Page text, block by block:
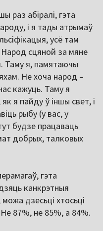
раз абіралі, гэта
і я тады атрымаў
усё там
Народ сцяной за мяне
Таму я, памятаючы
Не хоча народ –
кажуць. Таму я
я пайду ў іншы свет, і
рыбу (у вас, у
будзе працаваць
добрых, талковых
гэта
канкрэтныя
дзесьці хтосьці
87%, не 85%, а 84%.